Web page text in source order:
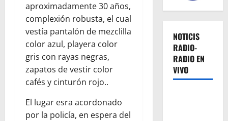
aproximadamente 30 años,
complexión robusta, el cual
vestía pantalón de mezclilla
color azul, playera color
gris con rayas negras,
zapatos de vestir color
cafés y cinturón rojo..
El lugar esra acordonado
por la policía, en espera del
NOTICIS
RADIO-
RADIO EN
VIVO